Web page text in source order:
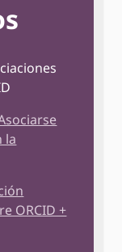
la
ORCID +